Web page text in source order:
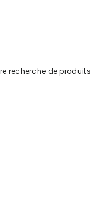
recherche de